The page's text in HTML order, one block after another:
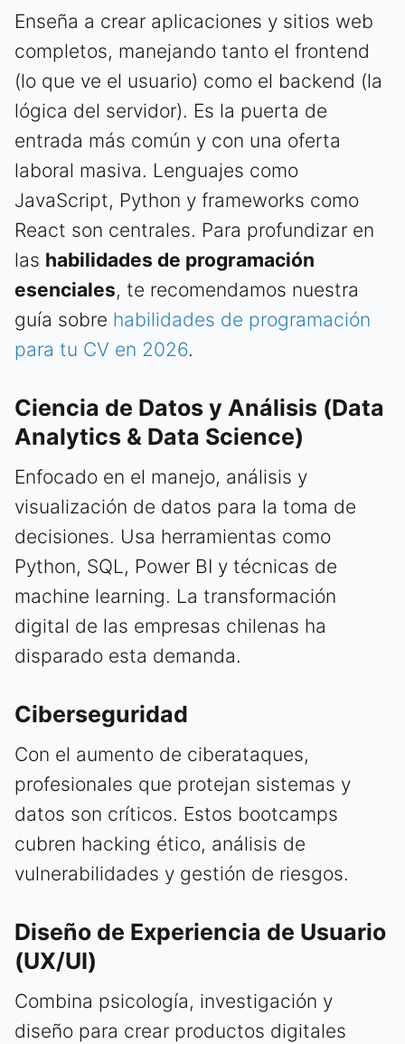
Enseña a crear aplicaciones y sitios web
completos, manejando tanto el frontend
(lo que ve el usuario) como el backend (la
lógica del servidor). Es la puerta de
entrada más común y con una oferta
laboral masiva. Lenguajes como
JavaScript, Python y frameworks como
React son centrales. Para profundizar en
las habilidades de programación
esenciales, te recomendamos nuestra
guía sobre habilidades de programación
para tu CV en 2026.
Ciencia de Datos y Análisis (Data
Analytics & Data Science)
Enfocado en el manejo, análisis y
visualización de datos para la toma de
decisiones. Usa herramientas como
Python, SQL, Power BI y técnicas de
machine learning. La transformación
digital de las empresas chilenas ha
disparado esta demanda.
Ciberseguridad
Con el aumento de ciberataques,
profesionales que protejan sistemas y
datos son críticos. Estos bootcamps
cubren hacking ético, análisis de
vulnerabilidades y gestión de riesgos.
Diseño de Experiencia de Usuario
(UX/UI)
Combina psicología, investigación y
diseño para crear productos digitales